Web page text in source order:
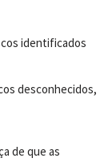
identificados
desconhecidos,
de que as